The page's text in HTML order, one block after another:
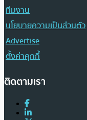
ทีมงาน
นโยบายความเป็นส่วนตัว
Advertise
ตั้งค่าคุกกี้
ติดตามเรา